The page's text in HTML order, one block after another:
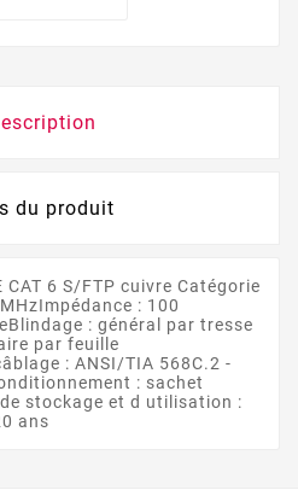
du produit
CAT 6 S/FTP cuivre Catégorie
: 100
: général par tresse
par feuille
: ANSI/TIA 568C.2 -
: sachet
stockage et d utilisation :
ans